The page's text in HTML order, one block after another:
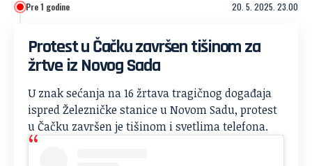
Pre 1 godine 20. 5. 2025. 23.00
Protest u Čačku završen tišinom za
žrtve iz Novog Sada
U znak sećanja na 16 žrtava tragičnog događaja
ispred Železničke stanice u Novom Sadu, protest
u Čačku završen je tišinom i svetlima telefona.